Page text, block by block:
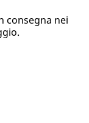
consegna nei